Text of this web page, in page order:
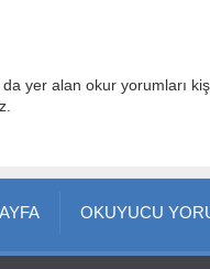
yer alan okur yorumları
OKUYUCU